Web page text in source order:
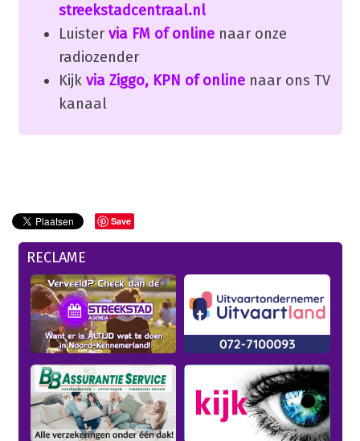
streekstadcentraal.nl
Luister via FM of onlinenaar onze
radiozender
Kijk via Ziggo, KPN of onlinenaar ons TV
kanaal
Save
RECLAME